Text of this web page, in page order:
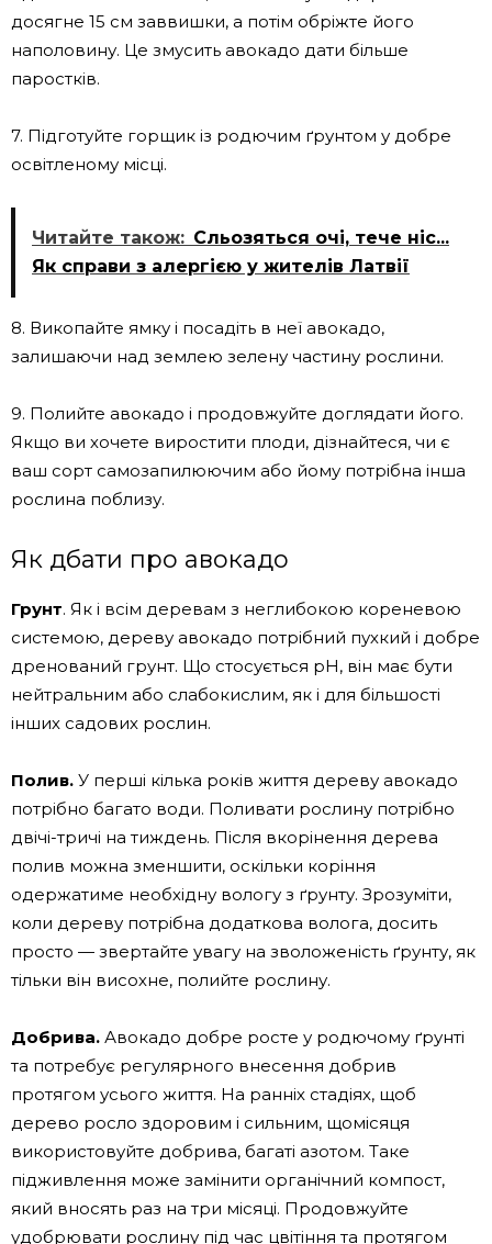
досягне 15 см заввишки, а потім обріжте його
наполовину. Це змусить авокадо дати більше
паростків.
7. Підготуйте горщик із родючим ґрунтом у добре
освітленому місці.
Читайте також: Сльозяться очі, тече ніс...
Як справи з алергією у жителів Латвії
8. Викопайте ямку і посадіть в неї авокадо,
залишаючи над землею зелену частину рослини.
9. Полийте авокадо і продовжуйте доглядати його.
Якщо ви хочете виростити плоди, дізнайтеся, чи є
ваш сорт самозапилюючим або йому потрібна інша
рослина поблизу.
Як дбати про авокадо
Грунт. Як і всім деревам з неглибокою кореневою
системою, дереву авокадо потрібний пухкий і добре
дренований грунт. Що стосується pH, він має бути
нейтральним або слабокислим, як і для більшості
інших садових рослин.
Полив. У перші кілька років життя дереву авокадо
потрібно багато води. Поливати рослину потрібно
двічі-тричі на тиждень. Після вкорінення дерева
полив можна зменшити, оскільки коріння
одержатиме необхідну вологу з ґрунту. Зрозуміти,
коли дереву потрібна додаткова волога, досить
просто — звертайте увагу на зволоженість ґрунту, як
тільки він висохне, полийте рослину.
Добрива. Авокадо добре росте у родючому ґрунті
та потребує регулярного внесення добрив
протягом усього життя. На ранніх стадіях, щоб
дерево росло здоровим і сильним, щомісяця
використовуйте добрива, багаті азотом. Таке
підживлення може замінити органічний компост,
який вносять раз на три місяці. Продовжуйте
удобрювати рослину під час цвітіння та протягом